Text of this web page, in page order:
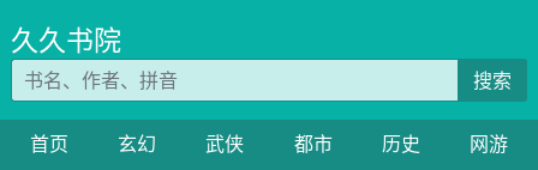
久久书院
搜索
首页 玄幻 武侠 都市 历史
网游